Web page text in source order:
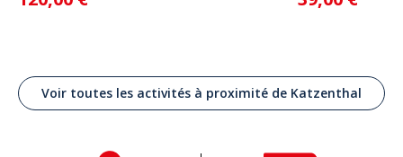
20 € par adolescent et 15 € par enfant supplémentaires, tarif
Voir toutes les activités à proximité de Katzenthal